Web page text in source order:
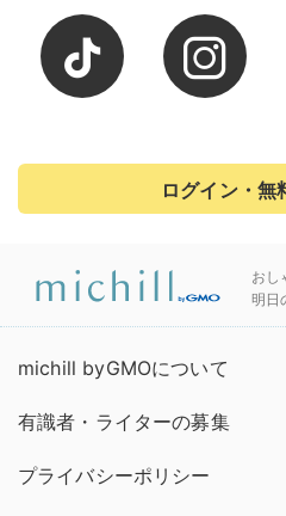
ログイン・無
おし
明日
michill byGMOについて
有識者・ライターの募集
プライバシーポリシー